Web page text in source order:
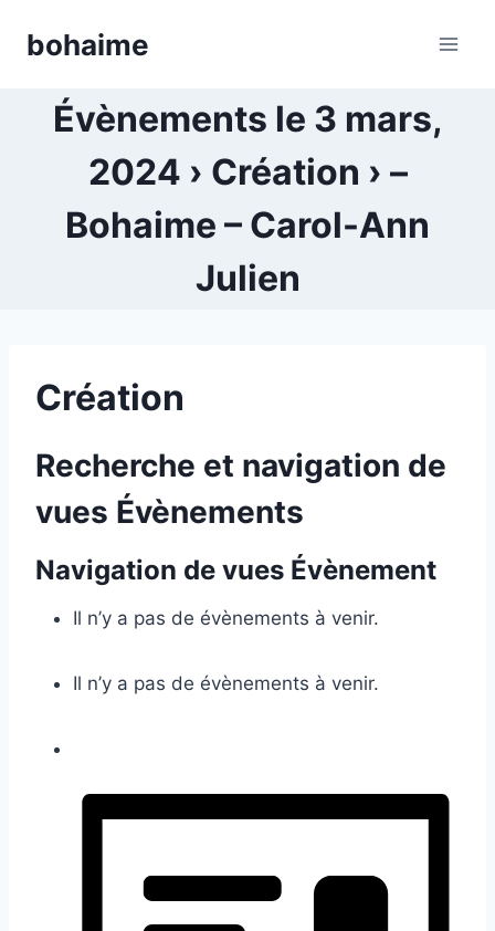
bohaime
Évènements le 3 mars,
2024 › Création › –
Bohaime – Carol-Ann
Julien
Création
Recherche et navigation de
vues Évènements
Navigation de vues Évènement
Il n’y a pas de évènements à venir.
Il n’y a pas de évènements à venir.